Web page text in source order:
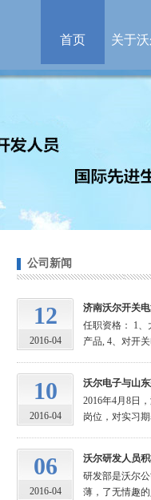
首页 关于
公司新闻
12
2016-04
济南沃尔开关
任职资格： 1
产品, 4、对开
10
2016-04
沃尔电子与山
2016年4月8日
岗位，对实习
06
2016-04
沃尔研发人员
研发部是沃尔
薄，了无情趣